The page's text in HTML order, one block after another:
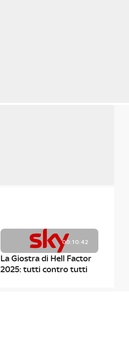
00:10:42
La Giostra di Hell Factor
2025: tutti contro tutti